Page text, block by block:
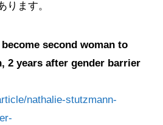
ります。
second woman to
2 years after gender barrier
nathalie-stutzmann-